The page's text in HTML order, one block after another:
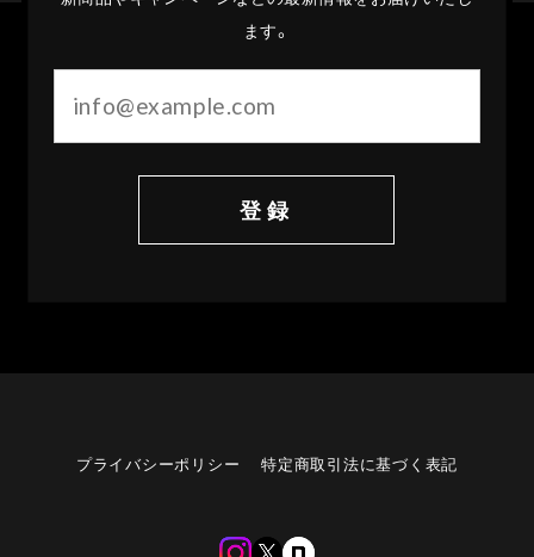
ます。
登録
プライバシーポリシー 特定商取引法に基づく表記